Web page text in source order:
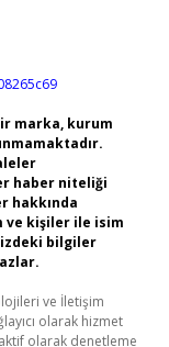
marka, kurum
haber niteliği
hakkında
ve kişiler ile isim
bilgiler
ve İletişim
olarak hizmet
olarak denetleme